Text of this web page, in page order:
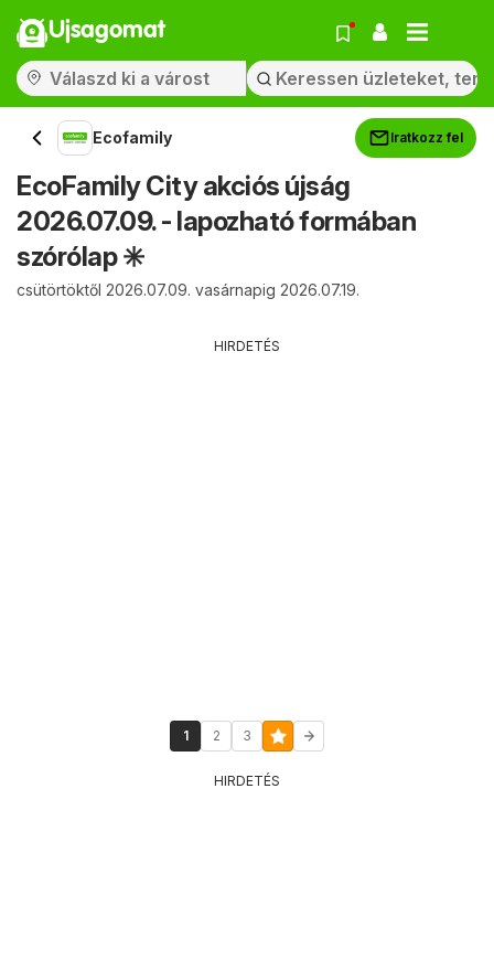
Ujsagomat
Ecofamily Iratkozz fel
EcoFamily City akciós újság
2026.07.09. - lapozható formában
szórólap ✳️
csütörtöktől 2026.07.09. vasárnapig 2026.07.19.
HIRDETÉS
1 2 3
HIRDETÉS